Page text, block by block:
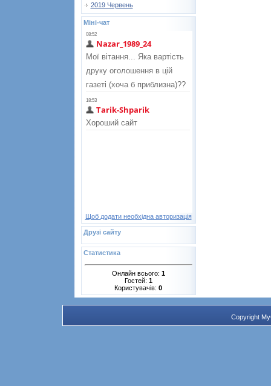
2019 Червень
Міні-чат
Щоб додати необхідна авторизація
Друзі сайту
Статистика
Онлайн всього: 1
Гостей: 1
Користувачів: 0
Copyright